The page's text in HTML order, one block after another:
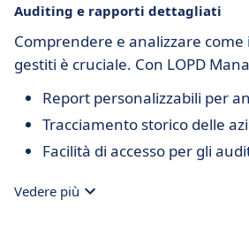
Auditing e rapporti dettagliati
Comprendere e analizzare
gestiti è cruciale. Con LOPD
Report personalizzabili per
Tracciamento storico delle
Facilità di accesso per gli
Vedere più